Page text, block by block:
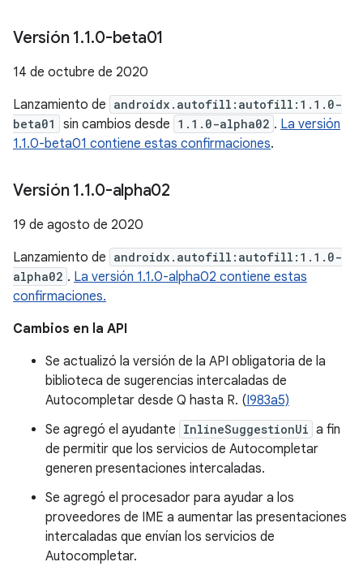
Versión 1.1.0-beta01
14 de octubre de 2020
Lanzamiento de androidx.autofill:autofill:1.1.0-
beta01
sin cambios desde 1.1.0-alpha02 . La versión
1.1.0-beta01 contiene estas confirmaciones.
Versión 1.1.0-alpha02
19 de agosto de 2020
Lanzamiento de androidx.autofill:autofill:1.1.0-
alpha02 . La versión 1.1.0-alpha02 contiene estas
confirmaciones.
Cambios en la API
Se actualizó la versión de la API obligatoria de la
biblioteca de sugerencias intercaladas de
Autocompletar desde Q hasta R. (I983a5)
Se agregó el ayudante InlineSuggestionUi a fin
de permitir que los servicios de Autocompletar
generen presentaciones intercaladas.
Se agregó el procesador para ayudar a los
proveedores de IME a aumentar las presentaciones
intercaladas que envían los servicios de
Autocompletar.